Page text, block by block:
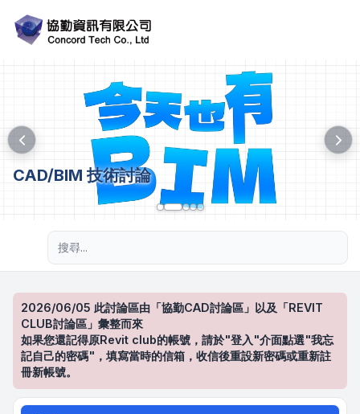
CAD/BIM 技術討論
2026/06/05 此討論區由「協勤CAD討論區」以及「REVIT
CLUB討論區」彙整而來
如果您還記得原Revit club的帳號，請於"登入"介面點選"我忘
記自己的密碼"，填寫當時的信箱，收信後重設新密碼或重新註
冊新帳號。